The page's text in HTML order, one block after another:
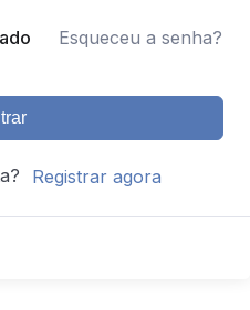
Esqueceu a senha?
Registrar agora